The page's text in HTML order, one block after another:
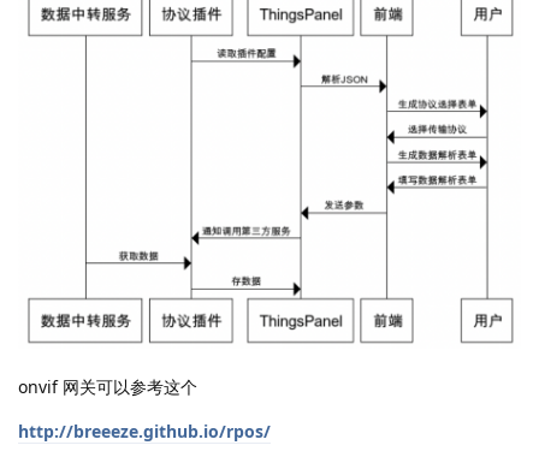
onvif 网关可以参考这个
http://breeeze.github.io/rpos/